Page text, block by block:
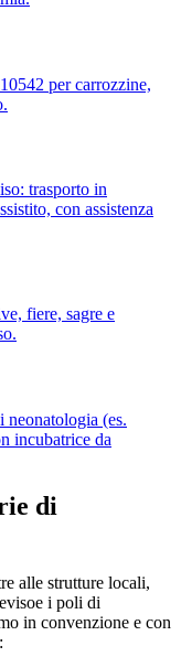
per carrozzine,
trasporto in
con assistenza
fiere, sagre e
neonatologia (es.
incubatrice da
di
alle strutture locali,
e i poli di
in convenzione e con